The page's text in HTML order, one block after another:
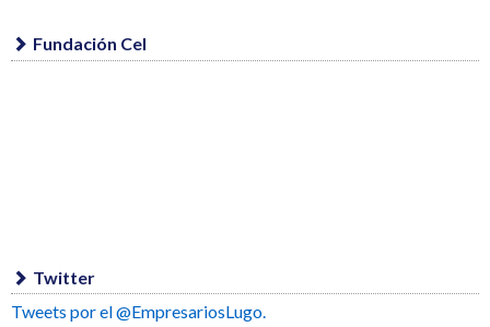
Fundación Cel
Twitter
Tweets por el @EmpresariosLugo.